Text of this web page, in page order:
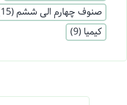
صنوف چهارم الی ششم (15)
کیمیا (9)